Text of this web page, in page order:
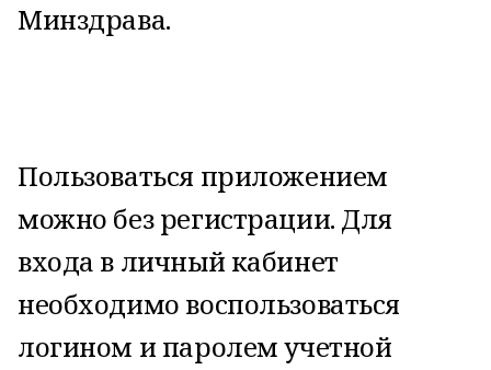
Минздрава.
Пользоваться приложением
можно без регистрации. Для
входа в личный кабинет
необходимо воспользоваться
логином и паролем учетной